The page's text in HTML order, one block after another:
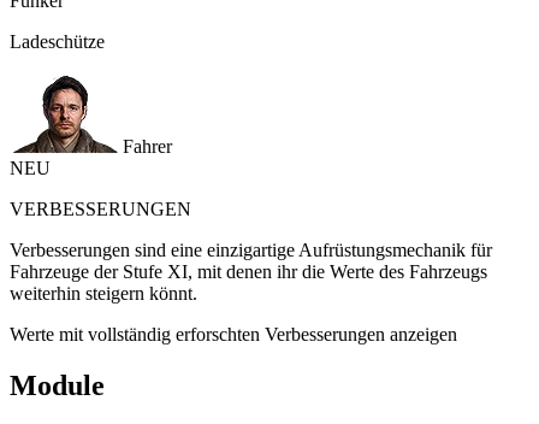
Ladeschütze
Fahrer
NEU
VERBESSERUNGEN
Verbesserungen sind eine einzigartige Aufrüstungsmechanik für
Fahrzeuge der Stufe XI, mit denen ihr die Werte des Fahrzeugs
weiterhin steigern könnt.
Werte mit vollständig erforschten Verbesserungen anzeigen
Module